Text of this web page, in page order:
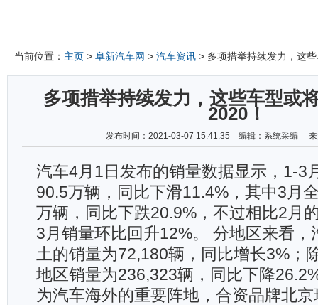
当前位置： 主页 > 阜新汽车网 > 汽车资讯 > 多项措举持续发力，这
多项措举持续发力，这些车型或
2020！
发布时间：2021-03-07 15:41:35 编辑：系统采编
汽车4月1日发布的销量数据显示，1-3
90.5万辆，同比下滑11.4%，其中3月
万辆，同比下跌20.9%，不过相比2月
3月销量环比回升12%。 分地区来看，
土的销量为72,180辆，同比增长3%；
地区销量为236,323辆，同比下降
为汽车海外的重要阵地，合资品牌北